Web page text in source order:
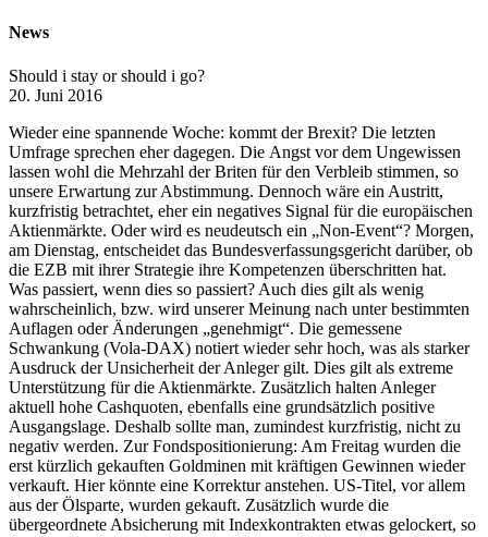
News
Should i stay or should i go?
20. Juni 2016
Wieder eine spannende Woche: kommt der Brexit? Die letzten
Umfrage sprechen eher dagegen. Die Angst vor dem Ungewissen
lassen wohl die Mehrzahl der Briten für den Verbleib stimmen, so
unsere Erwartung zur Abstimmung. Dennoch wäre ein Austritt,
kurzfristig betrachtet, eher ein negatives Signal für die europäischen
Aktienmärkte. Oder wird es neudeutsch ein „Non-Event“? Morgen,
am Dienstag, entscheidet das Bundesverfassungsgericht darüber, ob
die EZB mit ihrer Strategie ihre Kompetenzen überschritten hat.
Was passiert, wenn dies so passiert? Auch dies gilt als wenig
wahrscheinlich, bzw. wird unserer Meinung nach unter bestimmten
Auflagen oder Änderungen „genehmigt“. Die gemessene
Schwankung (Vola-DAX) notiert wieder sehr hoch, was als starker
Ausdruck der Unsicherheit der Anleger gilt. Dies gilt als extreme
Unterstützung für die Aktienmärkte. Zusätzlich halten Anleger
aktuell hohe Cashquoten, ebenfalls eine grundsätzlich positive
Ausgangslage. Deshalb sollte man, zumindest kurzfristig, nicht zu
negativ werden. Zur Fondspositionierung: Am Freitag wurden die
erst kürzlich gekauften Goldminen mit kräftigen Gewinnen wieder
verkauft. Hier könnte eine Korrektur anstehen. US-Titel, vor allem
aus der Ölsparte, wurden gekauft. Zusätzlich wurde die
übergeordnete Absicherung mit Indexkontrakten etwas gelockert, so